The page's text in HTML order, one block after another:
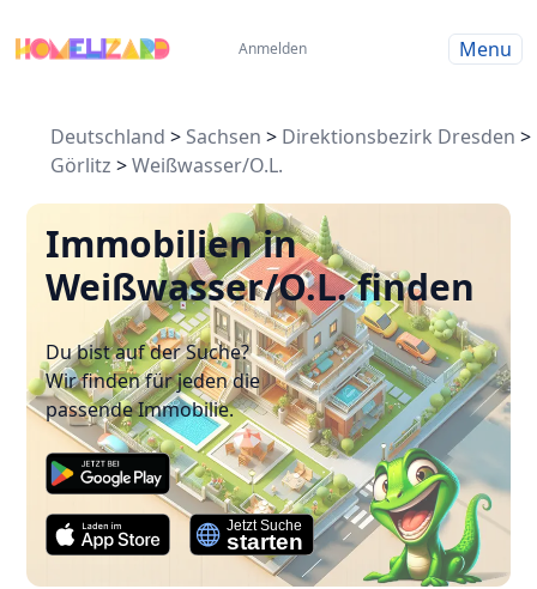
Anmelden Menu
Deutschland > Sachsen > Direktionsbezirk Dresden >
Görlitz >Weißwasser/O.L.
Immobilien in
Weißwasser/O.L. finden
Du bist auf der Suche?
Wir finden für jeden die
passende Immobilie.